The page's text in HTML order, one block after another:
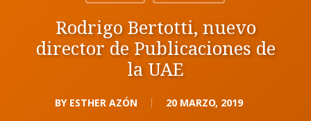
Rodrigo Bertotti, nuevo
director de Publicaciones de
la UAE
BY ESTHER AZÓN 20 MARZO, 2019